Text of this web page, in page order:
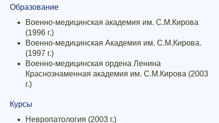
Образование
Военно-медицинская академия им. С.М.Кирова
(1996 г.)
Военно-медицинская Академия им. С.М.Кирова.
(1997 г.)
Военно-медицинская ордена Ленина
Краснознаменная академия им. С.М.Кирова (2003
г.)
Курсы
Невропатология (2003 г.)